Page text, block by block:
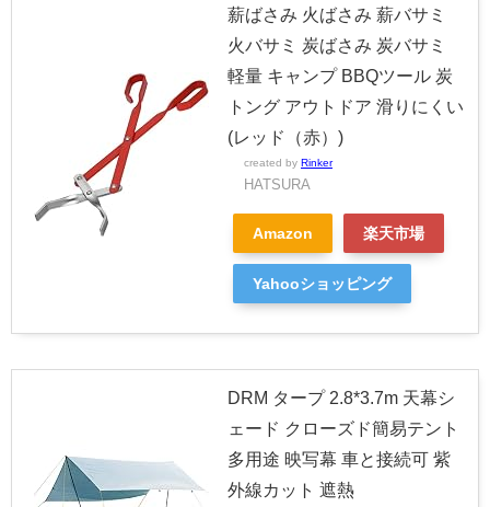
薪ばさみ 火ばさみ 薪バサミ
火バサミ 炭ばさみ 炭バサミ
軽量 キャンプ BBQツール 炭
トング アウトドア 滑りにくい
(レッド（赤）)
created by Rinker
HATSURA
Amazon 楽天市場
Yahooショッピング
DRM タープ 2.8*3.7m 天幕シ
ェード クローズド簡易テント
多用途 映写幕 車と接続可 紫
外線カット 遮熱